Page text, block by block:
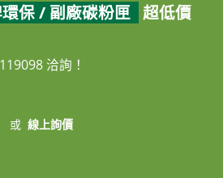
保 / 副廠碳粉匣 超低價
洽詢！
或 線上詢價